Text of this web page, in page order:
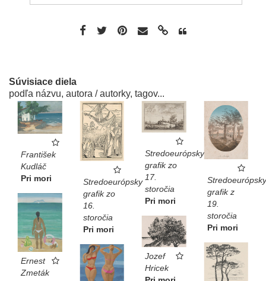
Súvisiace diela
podľa názvu, autora / autorky, tagov...
František
Kudláč
Pri mori
Stredoeurópsky
grafik zo
16.
storočia
Pri mori
Stredoeurópsky
grafik zo
17.
storočia
Pri mori
Stredoeurópsky
grafik z
19.
storočia
Pri mori
Ernest
Zmeták
Jozef
Hricek